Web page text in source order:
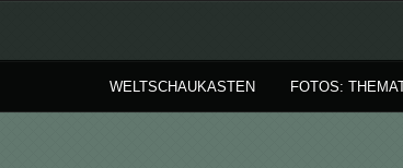
WELTSCHAUKASTEN FOTOS: